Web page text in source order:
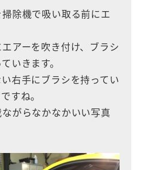
除機で吸い取る前にエ
アーを吹き付け、ブラシ
いきます。
右手にブラシを持ってい
すね。
がらなかなかいい写真